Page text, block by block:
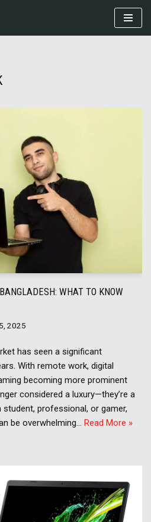
WHAT TO KNOW
2025
has seen a significant
With remote work, digital
becoming more prominent
considered a luxury—they’re a
student, professional, or gamer,
be overwhelming… Read More »